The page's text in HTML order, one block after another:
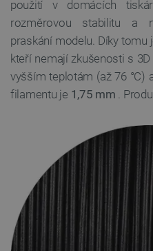
použití v domácích
rozměrovou stabilitu a
praskání modelu. Díky tomu
kteří nemají zkušenosti s
vyšším teplotám (až 76 °C)
filamentu je 1,75 mm .